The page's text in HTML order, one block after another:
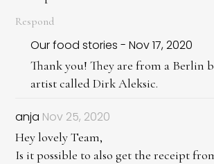
Respond
Our food stories - Nov 17, 2020
Thank you! They are from a Berlin
artist called Dirk Aleksic.
anja Nov 25, 2020
Hey lovely Team,
Is it possible to also get the receipt